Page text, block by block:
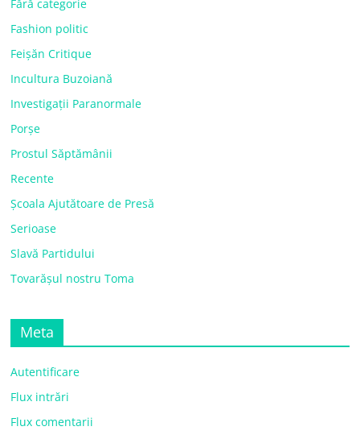
Fără categorie
Fashion politic
Feișăn Critique
Incultura Buzoiană
Investigații Paranormale
Porșe
Prostul Săptămânii
Recente
Școala Ajutătoare de Presă
Serioase
Slavă Partidului
Tovarășul nostru Toma
Meta
Autentificare
Flux intrări
Flux comentarii